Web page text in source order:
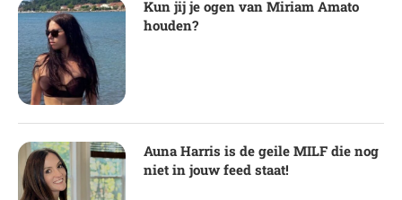
Kun jij je ogen van Miriam Amato
houden?
Auna Harris is de geile MILF die nog
niet in jouw feed staat!